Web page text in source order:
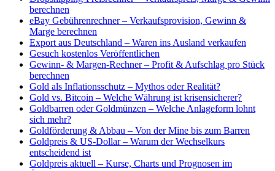
berechnen
eBay Gebührenrechner – Verkaufsprovision, Gewinn &
Marge berechnen
Export aus Deutschland – Waren ins Ausland verkaufen
Gesuch kostenlos Veröffentlichen
Gewinn- & Margen-Rechner – Profit & Aufschlag pro Stück
berechnen
Gold als Inflationsschutz – Mythos oder Realität?
Gold vs. Bitcoin – Welche Währung ist krisensicherer?
Goldbarren oder Goldmünzen – Welche Anlageform lohnt
sich mehr?
Goldförderung & Abbau – Von der Mine bis zum Barren
Goldpreis & US-Dollar – Warum der Wechselkurs
entscheidend ist
Goldpreis aktuell – Kurse, Charts und Prognosen im